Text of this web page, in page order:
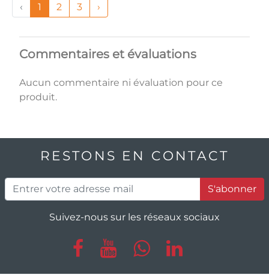
‹ 1 2 3 ›
Commentaires et évaluations
Aucun commentaire ni évaluation pour ce
produit.
RESTONS EN CONTACT
S'abonner
Suivez-nous sur les réseaux sociaux